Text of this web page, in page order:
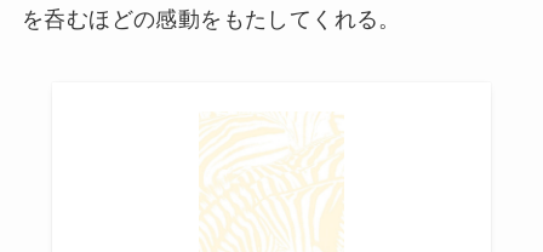
を呑むほどの感動をもたしてくれる。